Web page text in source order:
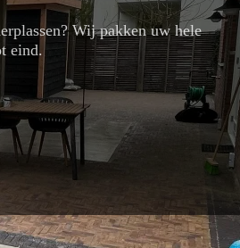
Wij pakken uw hele
eind.